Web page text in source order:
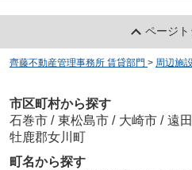
ページ
齊藤不動産管理事務所 賃貸部門 > 周辺施
市区町村から探す
石巻市 / 東松島市 / 大崎市 / 遠
牡鹿郡女川町
町名から探す